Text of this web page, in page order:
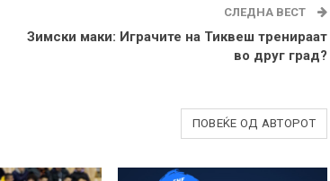
СЛЕДНА ВЕСТ
Зимски маки: Играчите на Тиквеш тренираат
во друг град?
ПОВЕЌЕ ОД АВТОРОТ